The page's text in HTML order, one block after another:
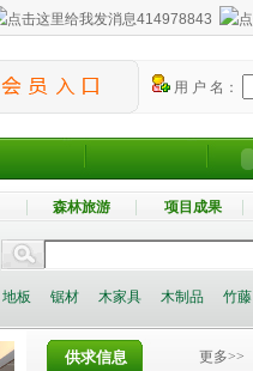
414978843
用 户 名：
森林旅游 项目成果
地板 锯材 木家具 木制品 竹藤
供求信息 更多>>